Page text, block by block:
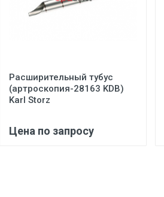
Расширительный тубус
(артроскопия-28163 KDB)
Karl Storz
Цена по запросу